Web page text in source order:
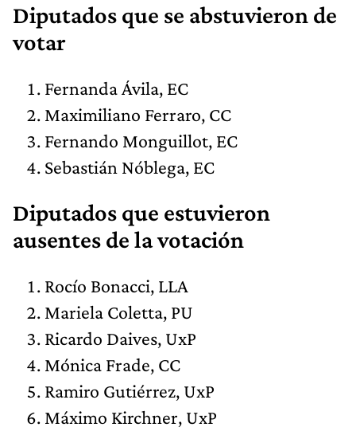
Diputados que se abstuvieron de
votar
Fernanda Ávila, EC
Maximiliano Ferraro, CC
Fernando Monguillot, EC
Sebastián Nóblega, EC
Diputados que estuvieron
ausentes de la votación
Rocío Bonacci, LLA
Mariela Coletta, PU
Ricardo Daives, UxP
Mónica Frade, CC
Ramiro Gutiérrez, UxP
Máximo Kirchner, UxP